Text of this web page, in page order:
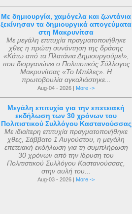
Με δημιουργία, χαμόγελα και ζωντάνια
ξεκίνησαν τα δημιουργικά απογεύματα
στη Μακρυνίτσα
Με μεγάλη επιτυχία πραγματοποιήθηκε
χθες η πρώτη συνάντηση της δράσης
«Κάτω από τα Πλατάνια Δημιουργούμε!»,
που διοργανώνει ο Πολιτιστικός Σύλλογος
Μακρυνίτσας «Το Μπέλες». Η
πρωτοβουλία αγκαλιάστηκε...
Aug-04 - 2026 | More ->
Μεγάλη επιτυχία για την επετειακή
εκδήλωση των 30 χρόνων του
Πολιτιστικού Συλλόγου Καστανούσσας
Με ιδιαίτερη επιτυχία πραγματοποιήθηκε
χθες, Σάββατο 1 Αυγούστου, η μεγάλη
επετειακή εκδήλωση για τη συμπλήρωση
30 χρόνων από την ίδρυση του
Πολιτιστικού Συλλόγου Καστανούσσας,
στην αυλή του...
Aug-03 - 2026 | More ->